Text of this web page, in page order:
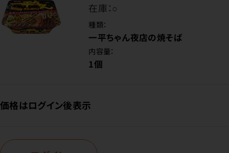
在庫：○
種類：
一平ちゃん夜店の焼そば
内容量：
1個
価格はログイン後表示